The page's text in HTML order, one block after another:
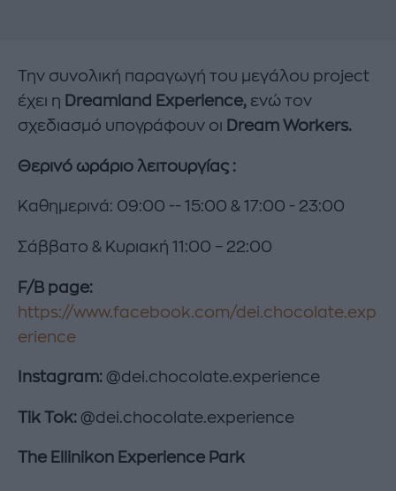
Την συνολική παραγωγή του μεγάλου project
έχει η Dreamland Experience, ενώ τον
σχεδιασμό υπογράφουν οι Dream Workers.
Θερινό ωράριο λειτουργίας :
Καθημερινά: 09:00 -- 15:00 & 17:00 -­ 23:00
Σάββατο & Κυριακή 11:00 – 22:00
F/B page:
https://www.facebook.com/dei.chocolate.exp
erience
Instagram: @dei.chocolate.experience
Tik Tok: @dei.chocolate.experience
The Ellinikon Experience Park